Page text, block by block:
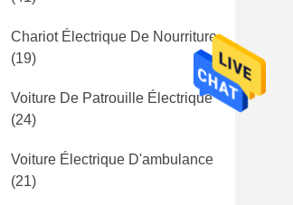
Chariot Électrique De Nourriture
(19)
Voiture De Patrouille Électrique
(24)
Voiture Électrique D'ambulance
(21)